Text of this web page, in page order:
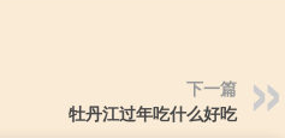
下一篇
牡丹江过年吃什么好吃